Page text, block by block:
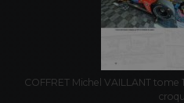
COFFRET Michel VAILLANT